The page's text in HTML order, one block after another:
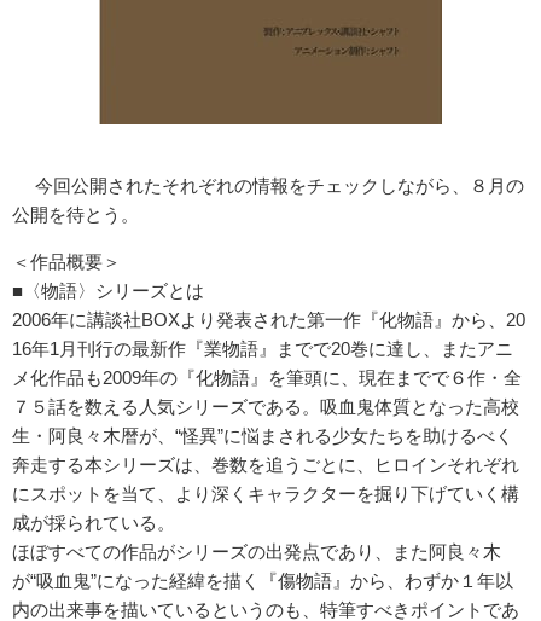
今回公開されたそれぞれの情報をチェックしながら、８月の
公開を待とう。
＜作品概要＞
■〈物語〉シリーズとは
2006年に講談社BOXより発表された第一作『化物語』から、20
16年1月刊行の最新作『業物語』までで20巻に達し、またアニ
メ化作品も2009年の『化物語』を筆頭に、現在までで６作・全
７５話を数える人気シリーズである。吸血鬼体質となった高校
生・阿良々木暦が、“怪異”に悩まされる少女たちを助けるべく
奔走する本シリーズは、巻数を追うごとに、ヒロインそれぞれ
にスポットを当て、より深くキャラクターを掘り下げていく構
成が採られている。
ほぼすべての作品がシリーズの出発点であり、また阿良々木
が“吸血鬼”になった経緯を描く『傷物語』から、わずか１年以
内の出来事を描いているというのも、特筆すべきポイントであ